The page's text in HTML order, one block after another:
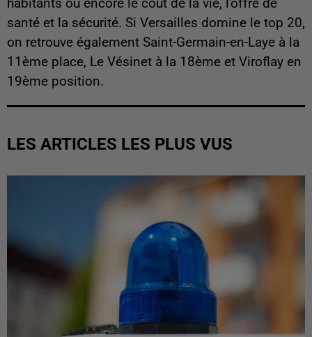
habitants ou encore le coût de la vie, l'offre de
santé et la sécurité. Si Versailles domine le top 20,
on retrouve également Saint-Germain-en-Laye à la
11ème place, Le Vésinet à la 18ème et Viroflay en
19ème position.
LES ARTICLES LES PLUS VUS